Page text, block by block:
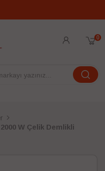
0
W Çelik Demlikli